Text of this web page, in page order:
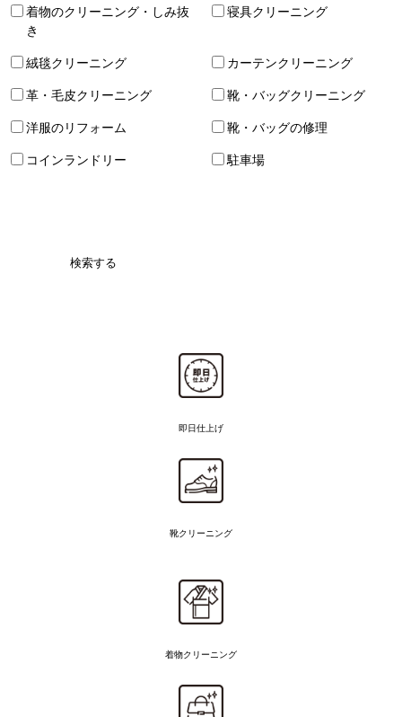
着物のクリーニング・しみ抜
き
寝具クリーニング
絨毯クリーニング カーテンクリーニング
革・毛皮クリーニング 靴・バッグクリーニング
洋服のリフォーム 靴・バッグの修理
コインランドリー 駐車場
検索する
即日仕上げ
靴クリーニング
着物クリーニング